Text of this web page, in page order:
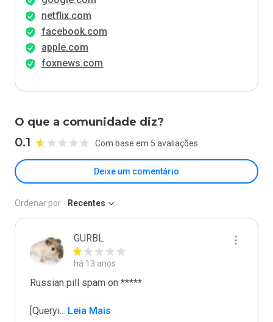
netflix.com
facebook.com
apple.com
foxnews.com
O que a comunidade diz?
0.1 Com base em 5 avaliações
Deixe um comentário
Ordenar por: Recentes
GURBL
há 13 anos
Russian pill spam on *****
[Queryi... Leia Mais